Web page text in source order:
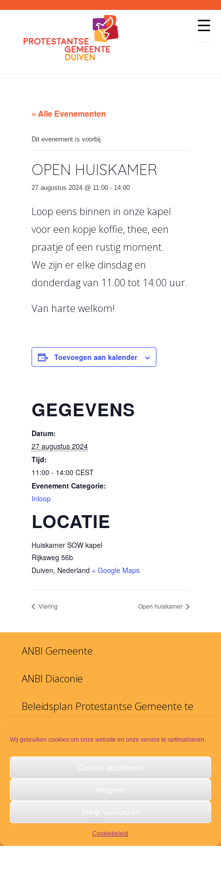
Wij gebruiken cookies om onze website en onze service te optimaliseren.
Cookies accepteren
Weigeren
Bekijk voorkeuren
Cookiebeleid
« Alle Evenementen
Dit evenement is voorbij.
OPEN HUISKAMER
27 augustus 2024 @ 11:00 - 14:00
Loop eens binnen in onze kapel
voor een kopje koffie, thee, een
praatje of een rustig moment.
We zijn er elke dinsdag en
donderdag van 11.00 tot 14.00 uur.
Van harte welkom!
Toevoegen aan kalender
GEGEVENS
Datum:
27 augustus 2024
Tijd:
11:00 - 14:00 CEST
Evenement Categorie:
Inloop
LOCATIE
Huiskamer SOW kapel
Rijksweg 56b
Duiven, Nederland + Google Maps
Viering Open huiskamer
ANBI Gemeente
ANBI Diaconie
Beleidsplan Protestantse Gemeente te
YouTube kanaal PKN Duiven